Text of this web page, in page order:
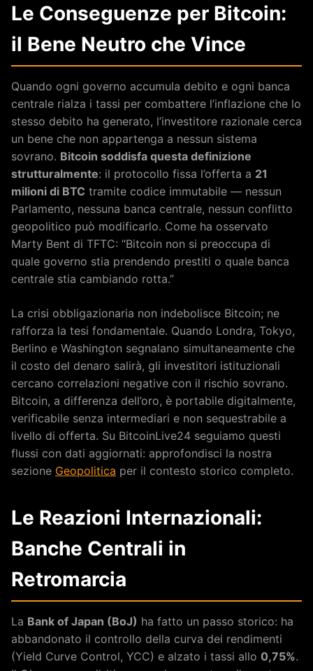
Le Conseguenze per Bitcoin:
il Bene Neutro che Vince
Quando ogni governo accumula debito e ogni banca
centrale rialza i tassi per combattere l’inflazione che lo
stesso debito ha generato, l’investitore razionale cerca
un bene che non appartenga a nessun sistema
sovrano. Bitcoin soddisfa questa definizione
strutturalmente: il protocollo fissa l’offerta a 21
milioni di BTC tramite codice immutabile — nessun
Parlamento, nessuna banca centrale, nessun conflitto
geopolitico può modificarlo. Come ha osservato
Marty Bent di TFTC: “Bitcoin non si preoccupa di
quale governo stia prendendo prestiti o quale banca
centrale stia cambiando rotta.”
La crisi obbligazionaria non indebolisce Bitcoin; ne
rafforza la tesi fondamentale. Quando Londra, Tokyo,
Berlino e Washington segnalano simultaneamente che
il costo del denaro salirà, gli investitori istituzionali
cercano correlazioni negative con il rischio sovrano.
Bitcoin, a differenza dell’oro, è portabile digitalmente,
verificabile senza intermediari e non sequestrabile a
livello di offerta. Su BitcoinLive24 seguiamo questi
flussi con dati aggiornati: approfondisci la nostra
sezione Geopolitica per il contesto storico completo.
Le Reazioni Internazionali:
Banche Centrali in
Retromarcia
La Bank of Japan (BoJ) ha fatto un passo storico: ha
abbandonato il controllo della curva dei rendimenti
(Yield Curve Control, YCC) e alzato i tassi allo 0,75%.